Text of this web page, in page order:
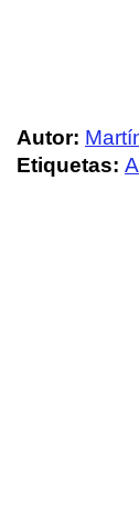
Autor:
Etiquetas: